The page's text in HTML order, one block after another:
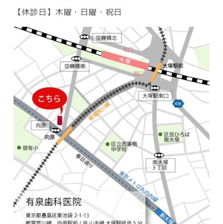
【休診日】木曜・日曜・祝日